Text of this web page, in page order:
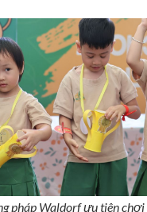
pháp Waldorf ưu tiên chơi